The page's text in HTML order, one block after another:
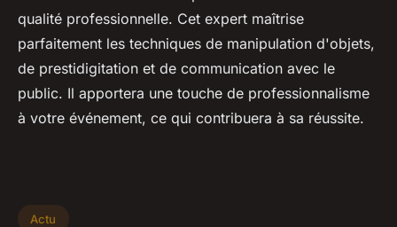
qualité professionnelle. Cet expert maîtrise
parfaitement les techniques de manipulation d'objets,
de prestidigitation et de communication avec le
public. Il apportera une touche de professionnalisme
à votre événement, ce qui contribuera à sa réussite.
Actu